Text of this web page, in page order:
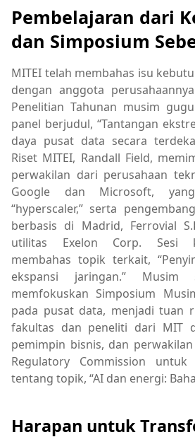
Pembelajaran dari
dan Simposium
MITEI telah membahas isu
dengan anggota
Penelitian Tahunan musim
panel berjudul, “Tantangan
daya pusat data secara
Riset MITEI, Randall Field,
perwakilan dari perusahaan
Google dan Microsoft,
“hyperscaler,” serta
berbasis di Madrid, Ferrovial
utilitas Exelon Corp. Sesi
membahas topik terkait,
ekspansi jaringan.”
memfokuskan Simposium
pada pusat data, menjadi tuan
fakultas dan peneliti dari MIT
pemimpin bisnis, dan
Regulatory Commission
tentang topik, “AI dan energi:
Harapan untuk